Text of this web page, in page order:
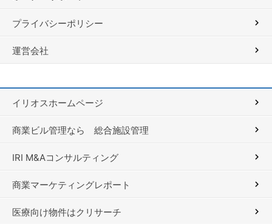
プライバシーポリシー
運営会社
イリオスホームページ
商業ビル管理なら 総合施設管理
IRI M&Aコンサルティング
商業マーケティングレポート
医療向け物件はクリサーチ